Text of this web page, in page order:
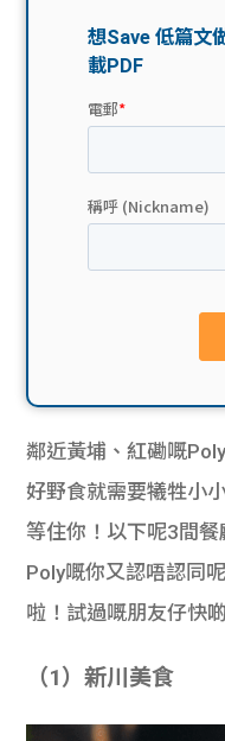
鄰近黃埔、紅磡嘅
好野食就需要犧牲小
等住你！以下呢3間
Poly嘅你又認唔認同
啦！試過嘅朋友仔快
（1）新川美食